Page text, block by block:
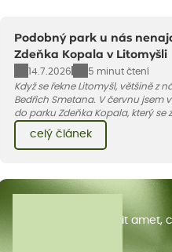
Podobný park u nás
Zdeňka Kopala v Litomyšli
14.7.2026
5 minut čtení
Když se řekne Litomyšl, většině z
Bedřich Smetana. V červnu jsem
do parku Zdeňka Kopala, který se
kvetoucích kopretin. Fotky řeknou
nim pár řádků o tom, jak tento
celý článek
Lorem ipsum dolor sit